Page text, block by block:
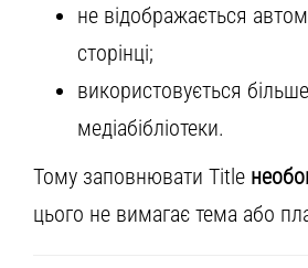
не відображається
сторінці;
використовується
медіабібліотеки.
Тому заповнювати Title
цього не вимагає тема або